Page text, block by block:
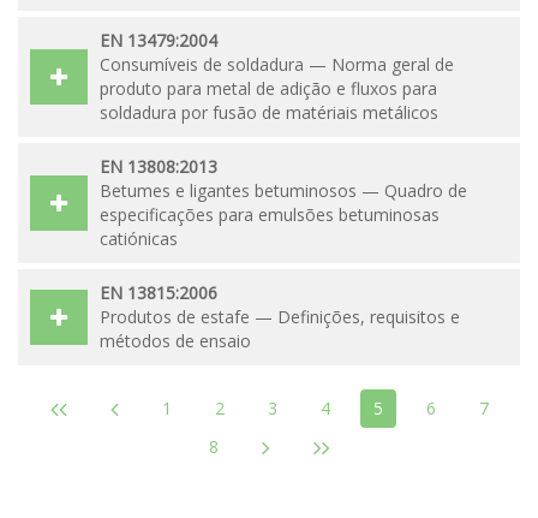
EN 13479:2004
Consumíveis de soldadura — Norma geral de
produto para metal de adição e fluxos para
soldadura por fusão de matériais metálicos
EN 13808:2013
Betumes e ligantes betuminosos — Quadro de
especificações para emulsões betuminosas
catiónicas
EN 13815:2006
Produtos de estafe — Definições, requisitos e
métodos de ensaio
1 2 3 4 5 6
7
8